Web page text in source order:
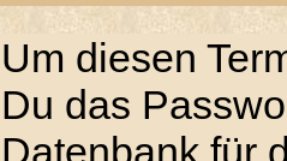
Um diesen
Du das
Datenbank für